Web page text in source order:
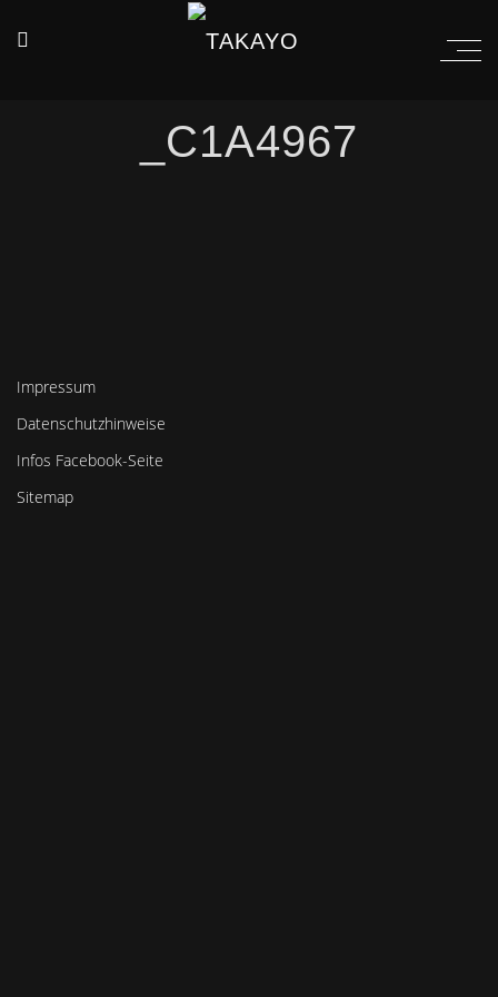
_C1A4967
Impressum
Datenschutzhinweise
Infos Facebook-Seite
Sitemap